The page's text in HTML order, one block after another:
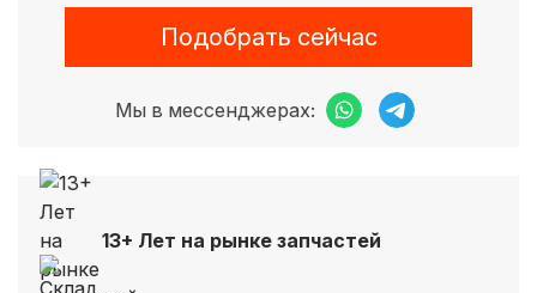
Подобрать сейчас
Мы в мессенджерах:
13+ Лет на рынке запчастей